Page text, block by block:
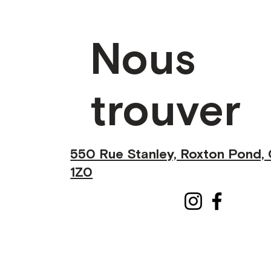
Nous
trouver
550 Rue Stanley, Roxton Pond,
1Z0